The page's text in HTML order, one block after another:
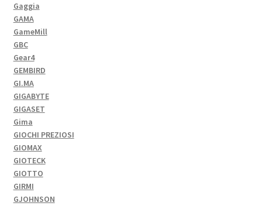
Gaggia
GAMA
GameMill
GBC
Gear4
GEMBIRD
GI.MA
GIGABYTE
GIGASET
Gima
GIOCHI PREZIOSI
GIOMAX
GIOTECK
GIOTTO
GIRMI
GJOHNSON